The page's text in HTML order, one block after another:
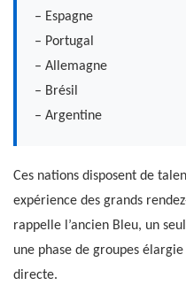
– Espagne
– Portugal
– Allemagne
– Brésil
– Argentine
Ces nations disposent de
expérience des grands
rappelle l’ancien Bleu, un
une phase de groupes
directe.